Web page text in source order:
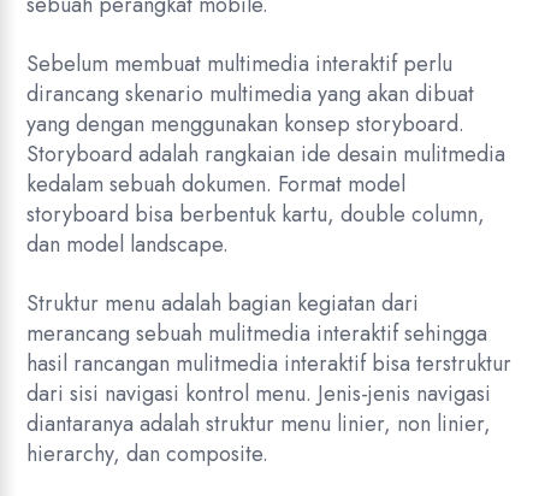
Sebelum membuat multimedia interaktif perlu
dirancang skenario multimedia yang akan dibuat
yang dengan menggunakan konsep storyboard.
Storyboard adalah rangkaian ide desain mulitmedia
kedalam sebuah dokumen. Format model
storyboard bisa berbentuk kartu, double column,
dan model landscape.
Struktur menu adalah bagian kegiatan dari
merancang sebuah mulitmedia interaktif sehingga
hasil rancangan mulitmedia interaktif bisa terstruktur
dari sisi navigasi kontrol menu. Jenis-jenis navigasi
diantaranya adalah struktur menu linier, non linier,
hierarchy, dan composite.